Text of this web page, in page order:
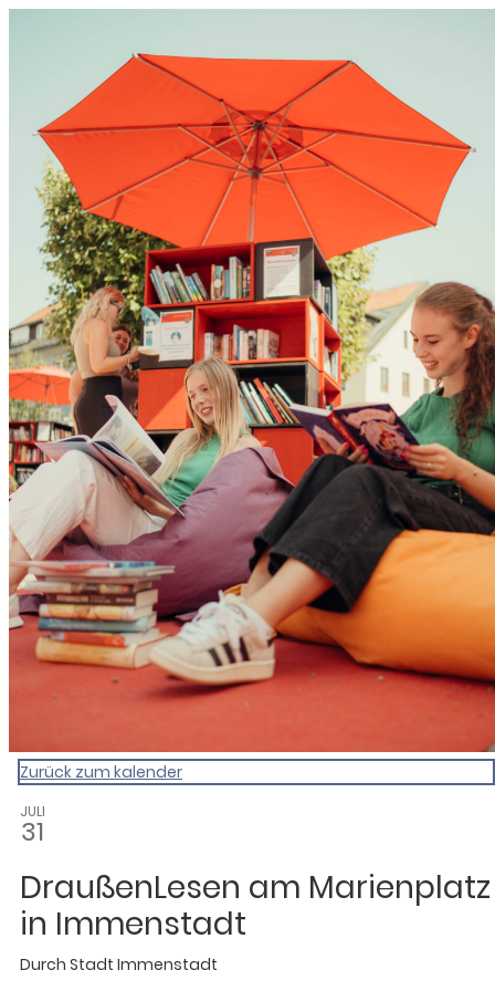
0831 - das Kemptener
Zurück zum kalender
JULI
31
DraußenLesen am Marienplatz
in Immenstadt
Durch Stadt Immenstadt